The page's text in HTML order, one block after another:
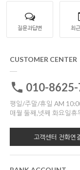
질문과답변 최
CUSTOMER CENTER
010-
평일/주말/휴일 AM
매월 둘째,넷째 화요일휴
고객센터 전화연